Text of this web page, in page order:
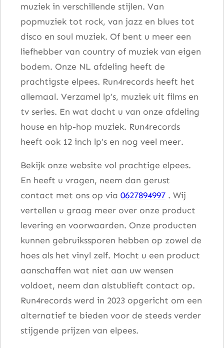
muziek in verschillende stijlen. Van
popmuziek tot rock, van jazz en blues tot
disco en soul muziek. Of bent u meer een
liefhebber van country of muziek van eigen
bodem. Onze NL afdeling heeft de
prachtigste elpees. Run4records heeft het
allemaal. Verzamel lp’s, muziek uit films en
tv series. En wat dacht u van onze afdeling
house en hip-hop muziek. Run4records
heeft ook 12 inch lp’s en nog veel meer.
Bekijk onze website vol prachtige elpees.
En heeft u vragen, neem dan gerust
contact met ons op via 0627894997 . Wij
vertellen u graag meer over onze product
levering en voorwaarden. Onze producten
kunnen gebruikssporen hebben op zowel de
hoes als het vinyl zelf. Mocht u een product
aanschaffen wat niet aan uw wensen
voldoet, neem dan alstublieft contact op.
Run4records werd in 2023 opgericht om een
alternatief te bieden voor de steeds verder
stijgende prijzen van elpees.